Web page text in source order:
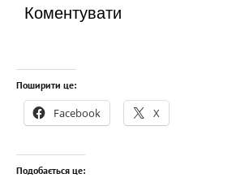
Коментувати
Поширити це:
Facebook X
Подобається це: